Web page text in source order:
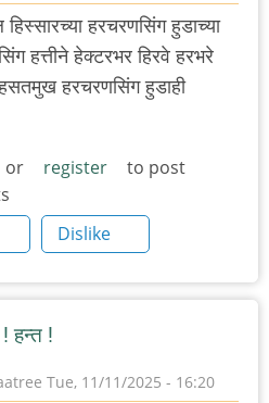
हिस्सारच्या हरचरणसिंग हुडाच्या
हत्तीने हेक्टरभर हिरवे हरभरे
हरचरणसिंग हुडाही
or register
to post
Dislike
हन्त !
Tue, 11/11/2025 - 16:20